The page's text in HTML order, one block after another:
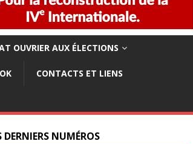
OUVRIER AUX ÉLECTIONS
CONTACTS ET LIENS
DERNIERS NUMÉROS